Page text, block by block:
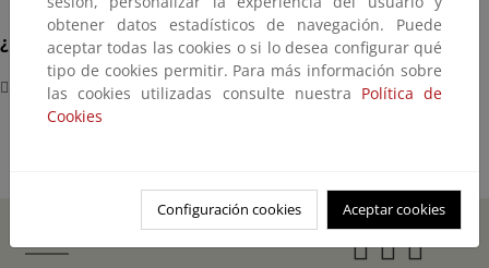
¿Dónde?
París
obtener datos estadísticos de navegación. Puede
aceptar todas las cookies o si lo desea configurar qué
tipo de cookies permitir. Para más información sobre
las cookies utilizadas consulte nuestra Política de
Cookies
Configuración cookies Aceptar cookies